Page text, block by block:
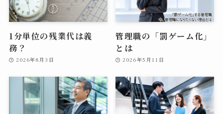
1分単位の残業代は義
務？
2026年8月3日
管理職の「罰ゲーム化」
とは
2026年5月11日